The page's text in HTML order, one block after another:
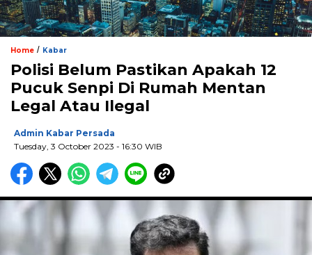
Home / Kabar
Polisi Belum Pastikan Apakah 12
Pucuk Senpi Di Rumah Mentan
Legal Atau Ilegal
Admin Kabar Persada
Tuesday, 3 October 2023 - 16:30 WIB